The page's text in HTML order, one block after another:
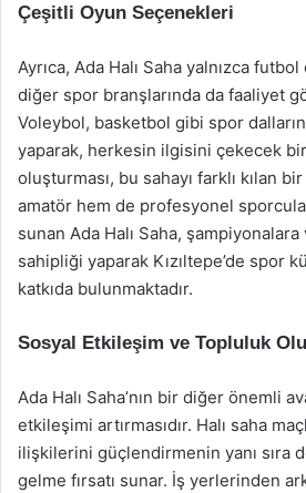
Çeşitli Oyun Seçenekleri
Ayrıca, Ada Halı Saha yalnızca
diğer spor branşlarında da faaliyet
Voleybol, basketbol gibi spor
yaparak, herkesin ilgisini çekecek
oluşturması, bu sahayı farklı kılan
amatör hem de profesyonel
sunan Ada Halı Saha,
sahipliği yaparak Kızıltepe’de spor
katkıda bulunmaktadır.
Sosyal Etkileşim ve Topluluk
Ada Halı Saha’nın bir diğer önemli
etkileşimi artırmasıdır. Halı saha
ilişkilerini güçlendirmenin yanı sıra
gelme fırsatı sunar. İş yerlerinden